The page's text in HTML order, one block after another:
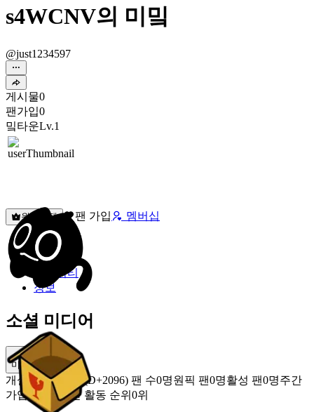
s4WCNV의 미밐
@just1234597
게시물0
팬가입0
밐타운Lv.1
원픽선택 팬 가입 멤버십
밐타운
피드
커뮤니티
정보
소셜 미디어
미밐 공유
개설 2020.11.09 (D+2096) 팬 수0명원픽 팬0명활성 팬0명주간
가입 팬 0명주간 활동 순위 0위